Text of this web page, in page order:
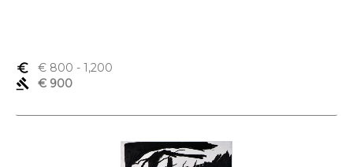
euro_symbol € 800 - 1,200
gavel
€ 900